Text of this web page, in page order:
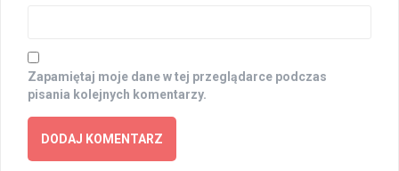
Zapamiętaj moje dane w tej przeglądarce podczas
pisania kolejnych komentarzy.